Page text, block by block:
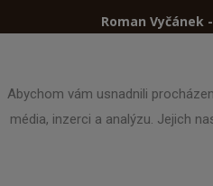
Roman Vyčánek -
výroba pracovních
tř.Odboje 605
765 02 Otrokovice
Abychom vám usnadnili
média, inzerci a analýzu. Jejich